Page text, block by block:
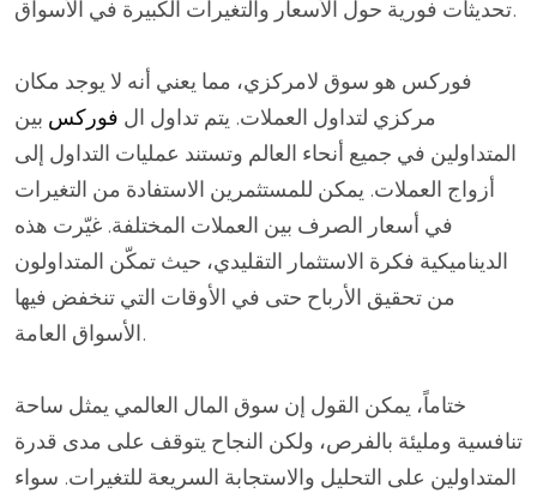
تحديثات فورية حول الأسعار والتغيرات الكبيرة في الأسواق.
فوركس هو سوق لامركزي، مما يعني أنه لا يوجد مكان
مركزي لتداول العملات. يتم تداول ال فوركس بين
المتداولين في جميع أنحاء العالم وتستند عمليات التداول إلى
أزواج العملات. يمكن للمستثمرين الاستفادة من التغيرات
في أسعار الصرف بين العملات المختلفة. غيّرت هذه
الديناميكية فكرة الاستثمار التقليدي، حيث تمكّن المتداولون
من تحقيق الأرباح حتى في الأوقات التي تنخفض فيها
الأسواق العامة.
ختاماً، يمكن القول إن سوق المال العالمي يمثل ساحة
تنافسية ومليئة بالفرص، ولكن النجاح يتوقف على مدى قدرة
المتداولين على التحليل والاستجابة السريعة للتغيرات. سواء